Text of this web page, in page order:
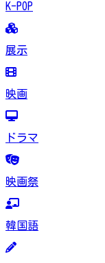
K-POP
展示
映画
ドラマ
映画祭
韓国語